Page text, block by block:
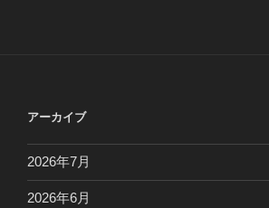
アーカイブ
2026年7月
2026年6月